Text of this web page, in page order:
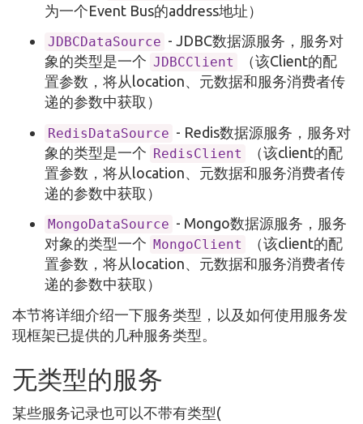
为一个Event Bus的address地址）
JDBCDataSource - JDBC数据源服务，服务对
象的类型是一个 JDBCClient
（该Client的配
置参数，将从location、元数据和服务消费者传
递的参数中获取）
RedisDataSource - Redis数据源服务，服务对
象的类型是一个 RedisClient
（该client的配
置参数，将从location、元数据和服务消费者传
递的参数中获取）
MongoDataSource - Mongo数据源服务，服务
对象的类型一个 MongoClient
（该client的配
置参数，将从location、元数据和服务消费者传
递的参数中获取）
本节将详细介绍一下服务类型，以及如何使用服务发
现框架已提供的几种服务类型。
无类型的服务
某些服务记录也可以不带有类型(